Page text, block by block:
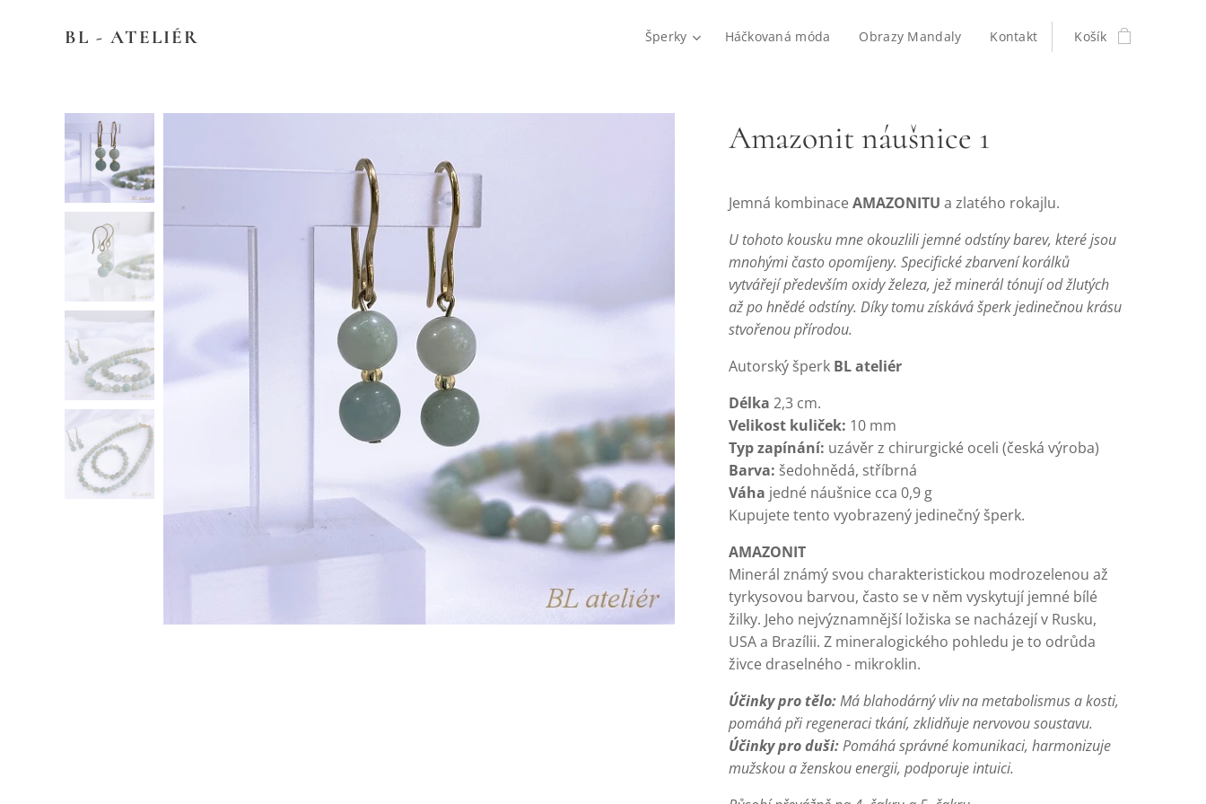
BL - ATELIÉR Šperky Háčkovaná móda Obrazy Mandaly Kontakt Košík
Amazonit náušnice 1
Jemná kombinaceAMAZONITU a zlatého rokajlu.
U tohoto kousku mne okouzlili jemné odstíny barev, které jsou
mnohými často opomíjeny. Specifické zbarvení korálků
vytvářejí především oxidy železa, jež minerál tónují od žlutých
až po hnědé odstíny. Díky tomu získává šperk jedinečnou krásu
stvořenou přírodou.
Autorský šperk BL ateliér
Délka 2,3 cm.
Velikost kuliček: 10 mm
Typ zapínání: uzávěr z chirurgické oceli (česká výroba)
Barva: šedohnědá, stříbrná
Váha jedné náušnice cca 0,9 g
Kupujete tento vyobrazený jedinečný šperk.
AMAZONIT
Minerál známý svou charakteristickou modrozelenou až
tyrkysovou barvou, často se v něm vyskytují jemné bílé
žilky. Jeho nejvýznamnější ložiska se nacházejí v Rusku,
USA a Brazílii. Z mineralogického pohledu je to odrůda
živce draselného - mikroklin.
Účinky pro tělo:Má blahodárný vliv na metabolismus a kosti,
pomáhá při regeneraci tkání, zklidňuje nervovou soustavu.
Účinky pro duši:Pomáhá správné komunikaci, harmonizuje
mužskou a ženskou energii, podporuje intuici.